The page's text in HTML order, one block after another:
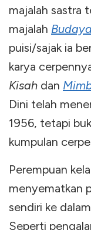
majalah sastra
majalah
puisi/sajak ia
karya
Kisah dan
Dini telah
1956, tetapi
kumpulan
Perempuan
menyematkan
sendiri ke
Seperti